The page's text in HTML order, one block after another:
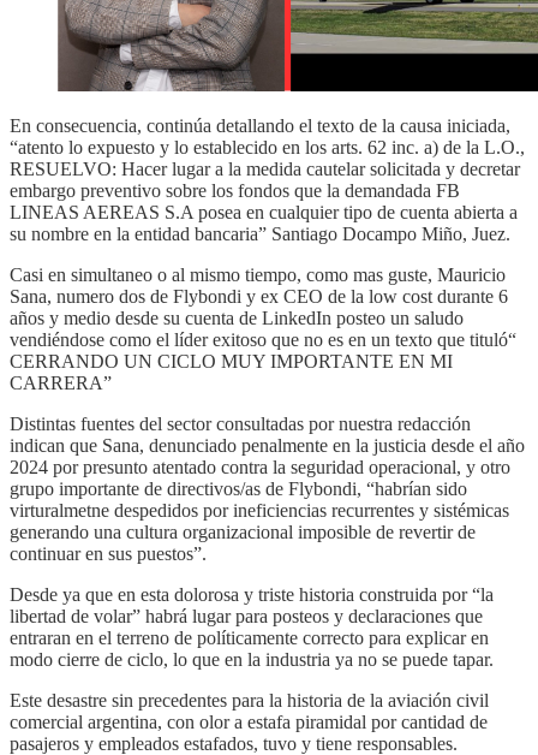
En consecuencia, continúa detallando el texto de la causa iniciada,
“atento lo expuesto y lo establecido en los arts. 62 inc. a) de la L.O.,
RESUELVO: Hacer lugar a la medida cautelar solicitada y decretar
embargo preventivo sobre los fondos que la demandada FB
LINEAS AEREAS S.A posea en cualquier tipo de cuenta abierta a
su nombre en la entidad bancaria” Santiago Docampo Miño, Juez.
Casi en simultaneo o al mismo tiempo, como mas guste, Mauricio
Sana, numero dos de Flybondi y ex CEO de la low cost durante 6
años y medio desde su cuenta de LinkedIn posteo un saludo
vendiéndose como el líder exitoso que no es en un texto que tituló“
CERRANDO UN CICLO MUY IMPORTANTE EN MI
CARRERA”
Distintas fuentes del sector consultadas por nuestra redacción
indican que Sana, denunciado penalmente en la justicia desde el año
2024 por presunto atentado contra la seguridad operacional, y otro
grupo importante de directivos/as de Flybondi, “habrían sido
virturalmetne despedidos por ineficiencias recurrentes y sistémicas
generando una cultura organizacional imposible de revertir de
continuar en sus puestos”.
Desde ya que en esta dolorosa y triste historia construida por “la
libertad de volar” habrá lugar para posteos y declaraciones que
entraran en el terreno de políticamente correcto para explicar en
modo cierre de ciclo, lo que en la industria ya no se puede tapar.
Este desastre sin precedentes para la historia de la aviación civil
comercial argentina, con olor a estafa piramidal por cantidad de
pasajeros y empleados estafados, tuvo y tiene responsables.